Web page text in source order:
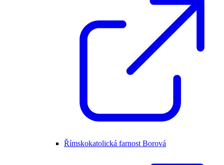
Římskokatolická farnost Borová